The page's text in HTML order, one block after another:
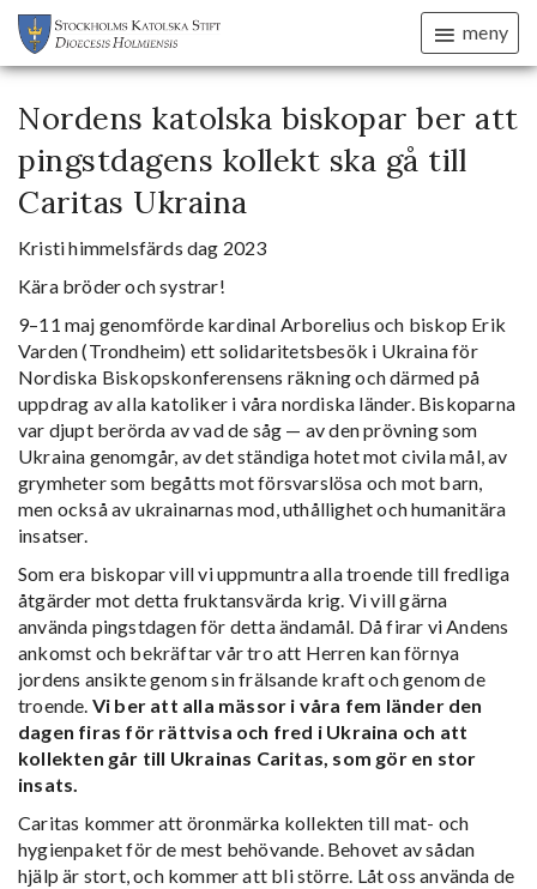
meny
Nordens katolska biskopar ber att
pingstdagens kollekt ska gå till
Caritas Ukraina
Kristi himmelsfärds dag 2023
Kära bröder och systrar!
9–11 maj genomförde kardinal Arborelius och biskop Erik
Varden (Trondheim) ett solidaritetsbesök i Ukraina för
Nordiska Biskopskonferensens räkning och därmed på
uppdrag av alla katoliker i våra nordiska länder. Biskoparna
var djupt berörda av vad de såg — av den prövning som
Ukraina genomgår, av det ständiga hotet mot civila mål, av
grymheter som begåtts mot försvarslösa och mot barn,
men också av ukrainarnas mod, uthållighet och humanitära
insatser.
Som era biskopar vill vi uppmuntra alla troende till fredliga
åtgärder mot detta fruktansvärda krig. Vi vill gärna
använda pingstdagen för detta ändamål. Då firar vi Andens
ankomst och bekräftar vår tro att Herren kan förnya
jordens ansikte genom sin frälsande kraft och genom de
troende. Vi ber att alla mässor i våra fem länder den
dagen firas för rättvisa och fred i Ukraina och att
kollekten går till Ukrainas Caritas, som gör en stor
insats.
Caritas kommer att öronmärka kollekten till mat- och
hygienpaket för de mest behövande. Behovet av sådan
hjälp är stort, och kommer att bli större. Låt oss använda de